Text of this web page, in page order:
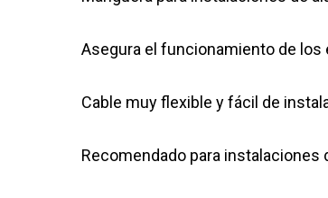
Asegura el funcionamiento de
Cable muy flexible y fácil de
Recomendado para instalaciones